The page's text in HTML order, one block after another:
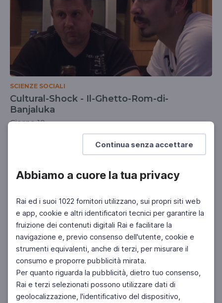
Continua senza accettare
Abbiamo a cuore la tua privacy
Rai ed i suoi 1022 fornitori utilizzano, sui propri siti web
e app, cookie e altri identificatori tecnici per garantire la
fruizione dei contenuti digitali Rai e facilitare la
navigazione e, previo consenso dell'utente, cookie e
strumenti equivalenti, anche di terzi, per misurare il
consumo e proporre pubblicità mirata.
Per quanto riguarda la pubblicità, dietro tuo consenso,
Rai e terzi selezionati possono utilizzare dati di
geolocalizzazione, l'identificativo del dispositivo,
SCIENZE SOCIALI
Cultural-Shock - Il-Ghetto-Rom-di-
Banjaluka
Giorno 10